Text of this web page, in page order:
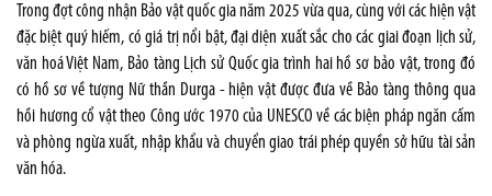
Trong đợt công nhận Bảo vật quốc gia năm 2025 vừa qua, cùng với các hiện vật
đặc biệt quý hiếm, có giá trị nổi bật, đại diện xuất sắc cho các giai đoạn lịch sử,
văn hoá Việt Nam, Bảo tàng Lịch sử Quốc gia trình hai hồ sơ bảo vật, trong đó
có hồ sơ về tượng Nữ thần Durga - hiện vật được đưa về Bảo tàng thông qua
hồi hương cổ vật theo Công ước 1970 của UNESCO về các biện pháp ngăn cấm
và phòng ngừa xuất, nhập khẩu và chuyển giao trái phép quyền sở hữu tài sản
văn hóa.